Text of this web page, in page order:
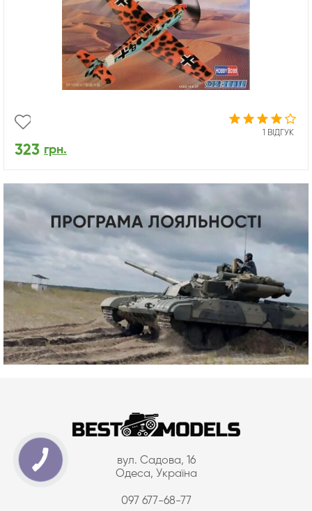
1 ВІДГУК
323 грн.
вул. Садова, 16
Одеса, Україна
097 677-68-77